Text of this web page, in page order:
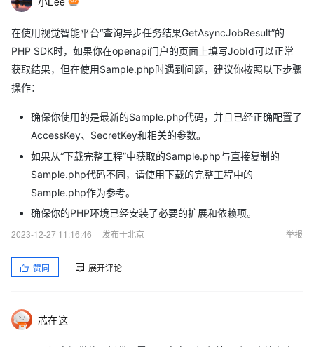
在使用视觉智能平台“查询异步任务结果GetAsyncJobResult”的
PHP SDK时，如果你在openapi门户的页面上填写JobId可以正常
获取结果，但在使用Sample.php时遇到问题，建议你按照以下步骤
操作：
确保你使用的是最新的Sample.php代码，并且已经正确配置了
AccessKey、SecretKey和相关的参数。
如果从“下载完整工程”中获取的Sample.php与直接复制的
Sample.php代码不同，请使用下载的完整工程中的
Sample.php作为参考。
确保你的PHP环境已经安装了必要的扩展和依赖项。
2023-12-27 11:16:46
发布于北京 举报
赞同 展开评论
芯在这